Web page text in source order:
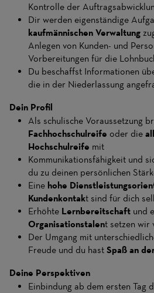
Kontrolle der
Dir werden eigenständige
kaufmännischen Verwaltung
Anlegen von Kunden- und
Vorbereitungen für die
Du beschaffst Informationen
die in der Niederlassung
Dein Profil
Als schulische Voraussetzung
Fachhochschulreife oder die
Hochschulreife mit
Kommunikationsfähigkeit und
du zu deinen persönlichen
Eine hohe
Kundenkontakt sind für dich
Erhöhte Lernbereitschaft und
Organisationstalent setzen wir
Der Umgang mit
Freude und du hast Spaß an
Deine Perspektiven
Einbindung ab dem ersten Tag